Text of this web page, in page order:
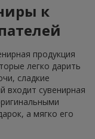
к
продукция
легко дарить
сладкие
входит сувенирная
а мягко его